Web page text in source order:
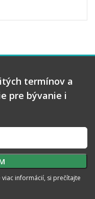
termínov a
pre bývanie i
informácií, si prečítajte